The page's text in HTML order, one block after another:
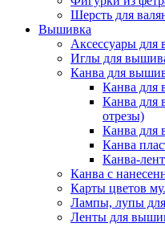
Шерсть для
Вышивка
Аксессуары
Иглы для
Канва для
Канва для
Канва для
отрезы)
Канва для
Канва
Канва-
Канва с
Карты цветов
Лампы, лупы для
Ленты для